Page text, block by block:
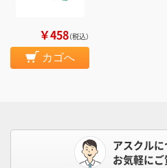
￥458（税込）
カゴへ
アスクル
お気軽にご